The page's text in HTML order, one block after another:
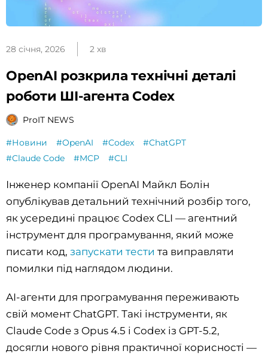
28 січня, 2026 2 хв
OpenAI розкрила технічні деталі
роботи ШІ-агента Codex
ProIT NEWS
#Новини #OpenAI #Codex
#ChatGPT
#Claude Code
#MCP #CLI
Інженер компанії OpenAI Майкл Болін
опублікував детальний технічний розбір того,
як усередині працює Codex CLI — агентний
інструмент для програмування, який може
писати код, запускати тести та виправляти
помилки під наглядом людини.
AI-агенти для програмування переживають
свій момент ChatGPT. Такі інструменти, як
Claude Code з Opus 4.5 і Codex із GPT-5.2,
досягли нового рівня практичної корисності —